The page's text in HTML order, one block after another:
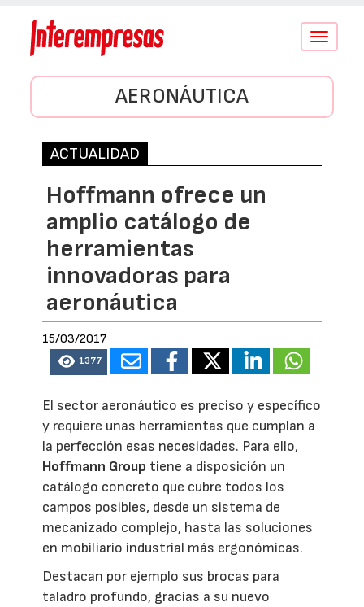
Conmutar
AERONÁUTICA
ACTUALIDAD
Hoffmann ofrece un
amplio catálogo de
herramientas
innovadoras para
aeronáutica
15/03/2017
1377
El sector aeronáutico es preciso y específico
y requiere unas herramientas que cumplan a
la perfección esas necesidades. Para ello,
Hoffmann Group tiene a disposición un
catálogo concreto que cubre todos los
campos posibles, desde un sistema de
mecanizado complejo, hasta las soluciones
en mobiliario industrial más ergonómicas.
Destacan por ejemplo sus brocas para
taladro profundo, gracias a su nuevo